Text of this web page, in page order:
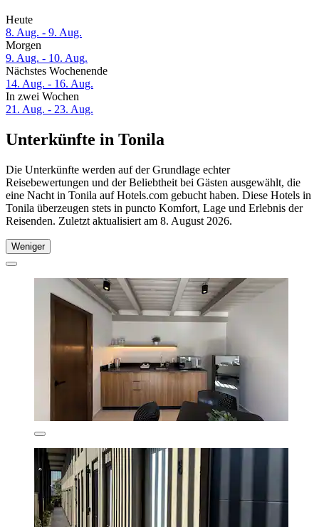
Heute
8. Aug. - 9. Aug.
Morgen
9. Aug. - 10. Aug.
Nächstes Wochenende
14. Aug. - 16. Aug.
In zwei Wochen
21. Aug. - 23. Aug.
Unterkünfte in Tonila
Die Unterkünfte werden auf der Grundlage echter
Reisebewertungen und der Beliebtheit bei Gästen ausgewählt, die
eine Nacht in Tonila auf Hotels.com gebucht haben. Diese Hotels in
Tonila überzeugen stets in puncto Komfort, Lage und Erlebnis der
Reisenden. Zuletzt aktualisiert am 8. August 2026.
Weniger